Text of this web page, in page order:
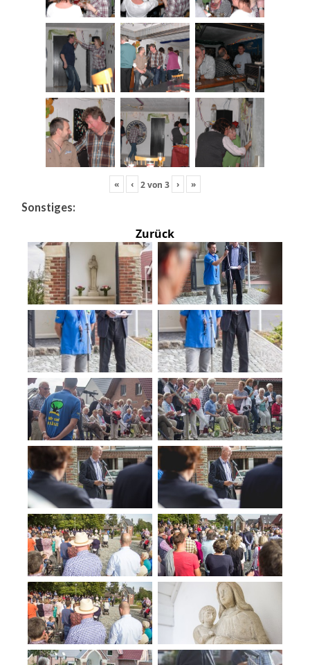
« ‹ 2von 3 › »
Sonstiges:
Zurück